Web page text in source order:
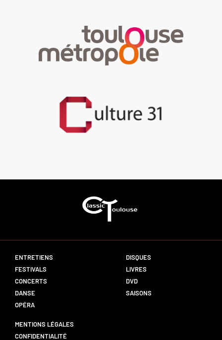
ENTRETIENS
FESTIVALS
CONCERTS
DANSE
OPÉRA
DISQUES
LIVRES
DVD
SAISONS
MENTIONS LÉGALES
CONFIDENTIALITÉ